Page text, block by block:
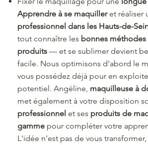
Apprendre à se maquilleret réaliser
professionnel dans les Hauts-de-
tout connaître les bonnes méthodes
produits— et se sublimer devient
facile. Nous optimisons d'abord le
vous possédez déjà pour en
potentiel. Angéline, maquilleuse à
met également à votre disposition
professionnel et ses produits de
gamme pour compléter votre
L'idée n'est pas de vous